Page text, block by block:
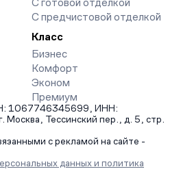
С готовой отделкой
С предчистовой отделкой
Класс
Бизнес
Комфорт
Эконом
Премиум
1067746345699, ИНН:
Тессинский пер., д. 5, стр.
с рекламой на сайте -
данных и политика